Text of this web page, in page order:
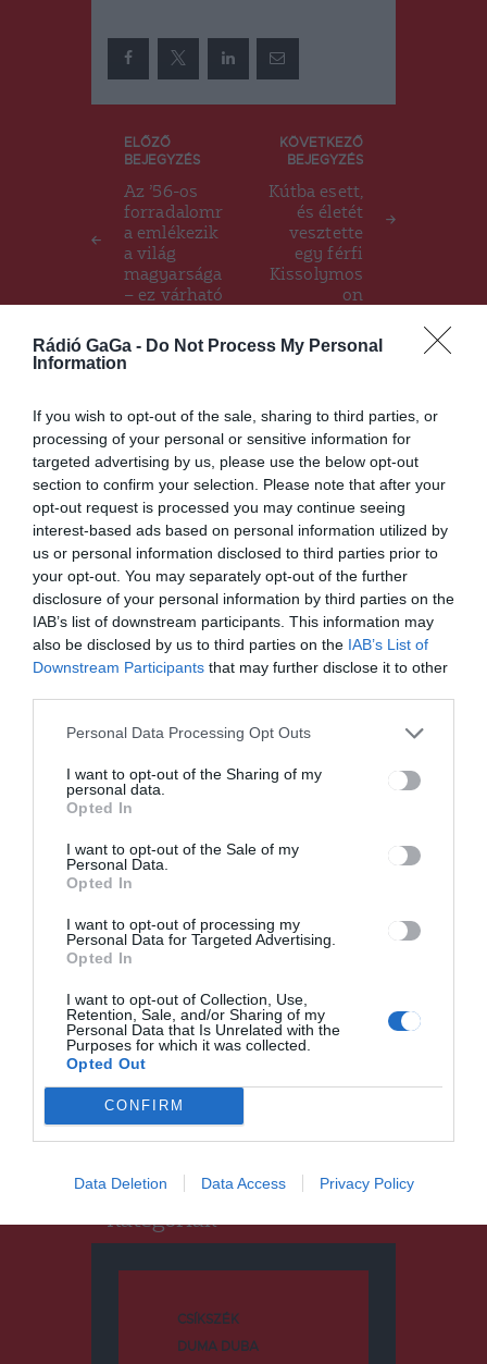
Rádió GaGa - Do Not Process My Personal
Information
If you wish to opt-out of the sale, sharing to third parties, or
processing of your personal or sensitive information for
targeted advertising by us, please use the below opt-out
section to confirm your selection. Please note that after your
opt-out request is processed you may continue seeing
interest-based ads based on personal information utilized by
us or personal information disclosed to third parties prior to
your opt-out. You may separately opt-out of the further
disclosure of your personal information by third parties on the
IAB’s list of downstream participants. This information may
also be disclosed by us to third parties on the IAB’s List of
Downstream Participants that may further disclose it to other
Personal Data Processing Opt Outs
I want to opt-out of the Sharing of my
personal data.
Opted In
I want to opt-out of the Sale of my
Personal Data.
Opted In
I want to opt-out of processing my
Personal Data for Targeted Advertising.
Opted In
I want to opt-out of Collection, Use,
Retention, Sale, and/or Sharing of my
Personal Data that Is Unrelated with the
Purposes for which it was collected.
Opted Out
CONFIRM
Data Deletion Data Access Privacy Policy
Bejegyzés
navigáció
ELŐZŐ
BEJEGYZÉS
Az ’56-os
forradalomr
a emlékezik
a világ
magyarsága
– ez várható
ban
KÖVETKEZŐ
BEJEGYZÉS
Kútba esett,
és életét
vesztette
egy férfi
Kissolymos
on
Ez is érdekelheti
CSÍKSZÉK
Akadozó internet miatt nem
tudják fogadni az online
dossziékat
CSÍKSZÉK,HÍRLISTA
Nagyrészt akkor kötünk
kötelez a bank
Keresés
Keresés:
Kategóriák
CSÍKSZÉK
DUMA DUBA